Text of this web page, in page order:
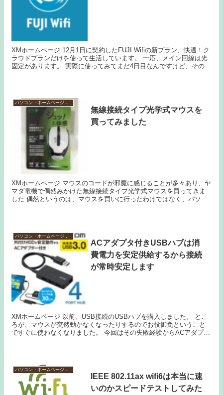
XMホームページ 12月1日に契約したFUJI Wifiの新プラン、快適！ク
ラウドプランだけを使って生活しています。 一応、メイン回線は光
固定があります。 実際に使ってみてまだ4日目なんですけど、その使
パソコン・ホームページ作成
無線接続タイプ光学式マウスを
買ってみました
XMホームページ マウスのコードが邪魔に感じることが多々あり、ヤ
マダ電機で偶然みかけた無線接続タイプ光学式マウスを買ってきま
した 偶然というのは、マウスを買いに行ったわけではなく、パソコ
パソコン・ホームページ作成
ACアダプタ付きUSBハブは消
費電力を安定供給するから接続
が常時安定します
XMホームページ 以前、USB接続のUSBハブを購入しました。 とこ
ろが、マウスが突然動かなくなったりするのでお役御免ということ
ですぐに使わなくなりました。 今回はその失敗経験からACアダプタ
IEEE 802.11ax wifi6は本当に速
いのかスピードテストしてみた